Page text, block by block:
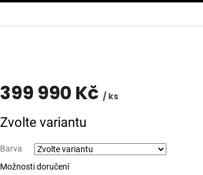
399 990 Kč / ks
cena:
Zvolte variantu
Barva
Možnosti doručení